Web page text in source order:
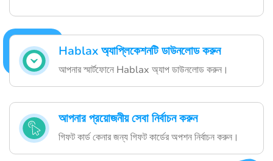
Hablax অ্যাপ্লিকেশনটি ডাউনলোড করুন
আপনার স্মার্টফোনে Hablax অ্যাপ ডাউনলোড করুন।
আপনার প্রয়োজনীয় সেবা নির্বাচন করুন
গিফট কার্ড কেনার জন্য গিফট কার্ডের অপশন নির্বাচন করুন।